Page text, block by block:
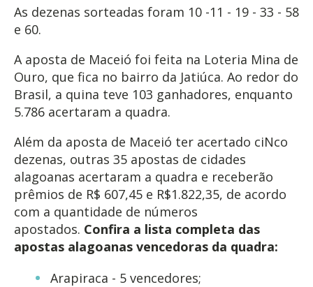
As dezenas sorteadas foram 10 -11 - 19 - 33 - 58
e 60.
A aposta de Maceió foi feita na Loteria Mina de
Ouro, que fica no bairro da Jatiúca. Ao redor do
Brasil, a quina teve 103 ganhadores, enquanto
5.786 acertaram a quadra.
Além da aposta de Maceió ter acertado ciNco
dezenas, outras 35 apostas de cidades
alagoanas acertaram a quadra e receberão
prêmios de R$ 607,45 e R$1.822,35, de acordo
com a quantidade de números
apostados. Confira a lista completa das
apostas alagoanas vencedoras da quadra:
Arapiraca - 5 vencedores;